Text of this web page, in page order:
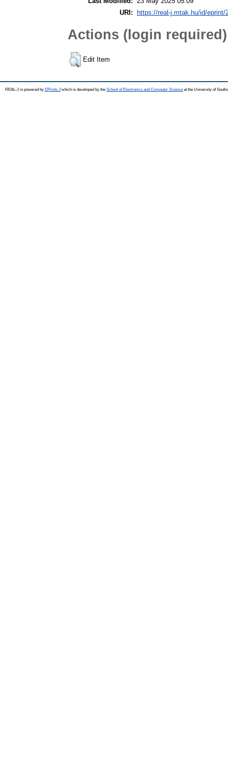
URI: https://real-j.mtak.hu/id/eprint/
Actions (login required)
Edit Item
REAL-J is powered by EPrints 3which is developed by the School of Electronics and Computer Science at the University of